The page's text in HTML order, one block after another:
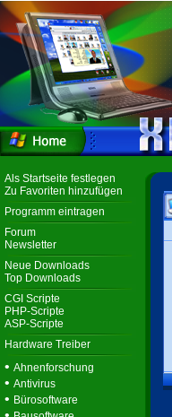
Als Startseite festlegen
Zu Favoriten hinzufügen
Programm eintragen
Forum
Newsletter
Neue Downloads
Top Downloads
CGI Scripte
PHP-Scripte
ASP-Scripte
Hardware Treiber
• Ahnenforschung
• Antivirus
• Bürosoftware